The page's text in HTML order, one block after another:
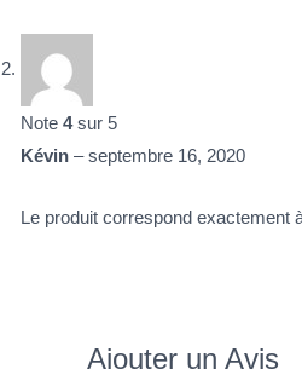
Note4sur 5
Kévin– septembre 16, 2020
Le produit correspond exactement
Ajouter un Avis